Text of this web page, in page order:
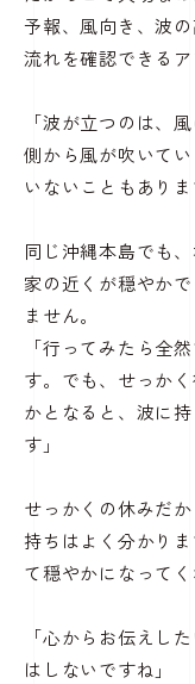
予報、風向き、波
流れを確認できるア
「波が立つのは、
側から風が吹いて
いないこともありま
同じ沖縄本島でも
家の近くが穏やか
ません。
「行ってみたら全
す。でも、せっか
かとなると、波に
す」
せっかくの休みだ
持ちはよく分かり
て穏やかになって
「心からお伝えし
はしないですね」